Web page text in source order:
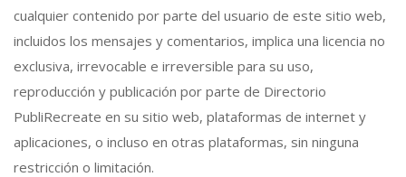
cualquier contenido por parte del usuario de este sitio web,
incluidos los mensajes y comentarios, implica una licencia no
exclusiva, irrevocable e irreversible para su uso,
reproducción y publicación por parte de Directorio
PubliRecreate en su sitio web, plataformas de internet y
aplicaciones, o incluso en otras plataformas, sin ninguna
restricción o limitación.